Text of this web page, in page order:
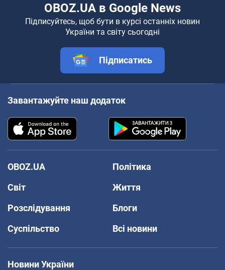
OBOZ.UA в Google News
Підписуйтесь, щоб бути в курсі останніх новин
України та світу сьогодні
Підписатись
Завантажуйте наш додаток
OBOZ.UA
Політика
Світ
Життя
Розслідування
Блоги
Суспільство
Всі новини
Новини України